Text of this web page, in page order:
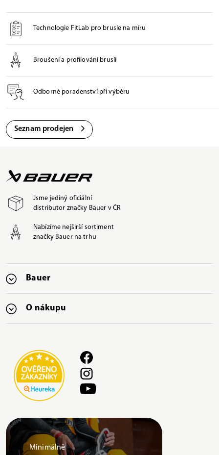
Technologie FitLab pro brusle na míru
Broušení a profilování bruslí
Odborné poradenství při výběru
Seznam prodejen
Jsme jediný oficiální
distributor značky Bauer v ČR
Nabízíme nejširší sortiment
značky Bauer na trhu
Bauer
O nákupu
Minimálně